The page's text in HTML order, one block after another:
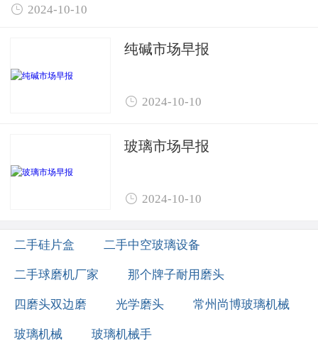
 2024-10-10
纯碱市场早报
 2024-10-10
玻璃市场早报
 2024-10-10
二手硅片盒 二手中空玻璃设备
二手球磨机厂家 那个牌子耐用磨头
四磨头双边磨 光学磨头 常州尚博玻璃机械
玻璃机械 玻璃机械手